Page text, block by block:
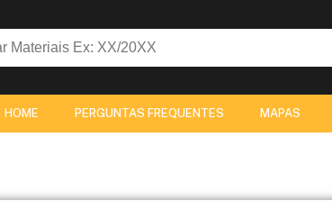
HOME PERGUNTAS FREQUENTES MAPAS